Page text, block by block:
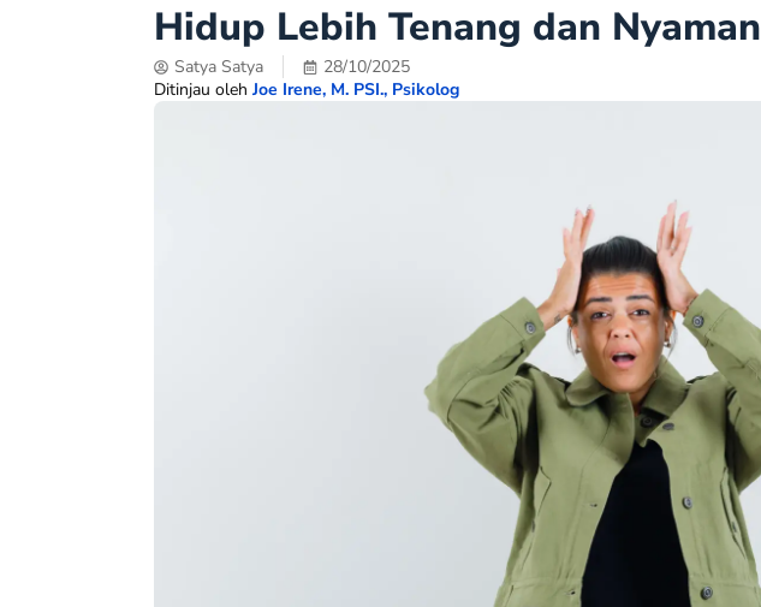
Hidup Lebih Tenang dan Nyaman
Satya Satya
28/10/2025
Ditinjau oleh Joe Irene, M. PSI., Psikolog